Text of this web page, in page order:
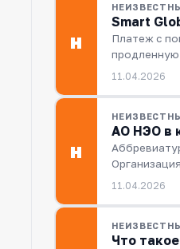
Н
Smart
Платеж с
11.04.2026
Н
АО НЭО в
11.04.2026
Что